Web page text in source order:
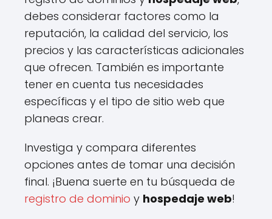
debes considerar factores como la
reputación, la calidad del servicio, los
precios y las características adicionales
que ofrecen. También es importante
tener en cuenta tus necesidades
específicas y el tipo de sitio web que
planeas crear.
Investiga y compara diferentes
opciones antes de tomar una decisión
final. ¡Buena suerte en tu búsqueda de
registro de dominio y hospedaje web!